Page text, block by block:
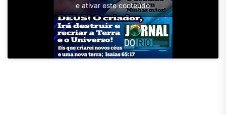
e ativar este conteúdo